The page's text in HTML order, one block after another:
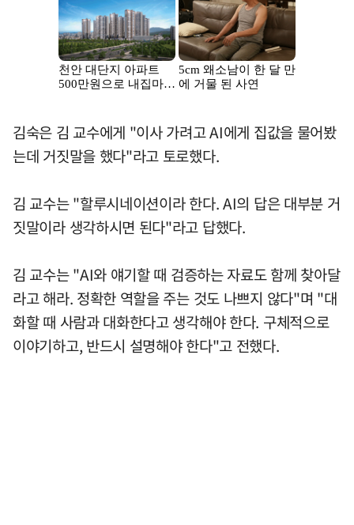
김숙은 김 교수에게 "이사 가려고 AI에게 집값을 물어봤
는데 거짓말을 했다"라고 토로했다.
김 교수는 "할루시네이션이라 한다. AI의 답은 대부분 거
짓말이라 생각하시면 된다"라고 답했다.
김 교수는 "AI와 얘기할 때 검증하는 자료도 함께 찾아달
라고 해라. 정확한 역할을 주는 것도 나쁘지 않다"며 "대
화할 때 사람과 대화한다고 생각해야 한다. 구체적으로
이야기하고, 반드시 설명해야 한다"고 전했다.